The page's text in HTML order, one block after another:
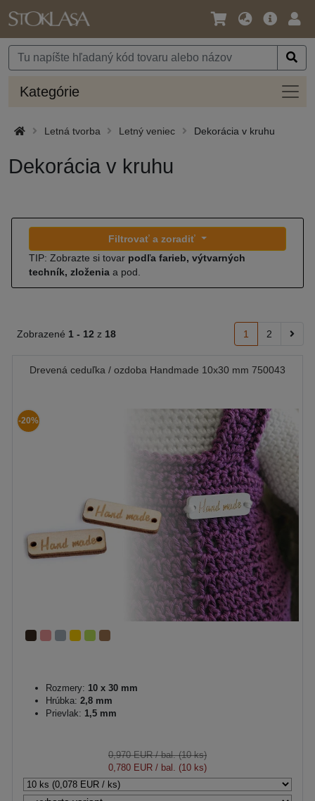
Jazyk
Mena
Hlavná
Kategórie
Letná tvorba Letný veniec Dekorácia v kruhu
Dekorácia v kruhu
Filtrovať a zoradiť
TIP: Zobrazte si tovar podľa farieb, výtvarných
techník, zloženia a pod.
Zobrazené 1 - 12 z 18 1 2
Drevená ceduľka / ozdoba Handmade 10x30 mm 750043
-20%
Rozmery: 10 x 30 mm
Hrúbka: 2,8 mm
Prievlak: 1,5 mm
0,970 EUR/ bal. (10 ks)
0,780 EUR / bal. (10 ks)